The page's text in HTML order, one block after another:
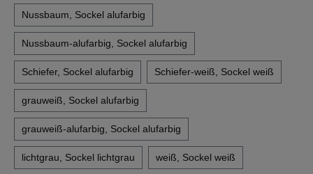
Nussbaum, Sockel alufarbig
Nussbaum-alufarbig, Sockel alufarbig
Schiefer, Sockel alufarbig Schiefer-weiß, Sockel weiß
grauweiß, Sockel alufarbig
grauweiß-alufarbig, Sockel alufarbig
lichtgrau, Sockel lichtgrau weiß, Sockel weiß